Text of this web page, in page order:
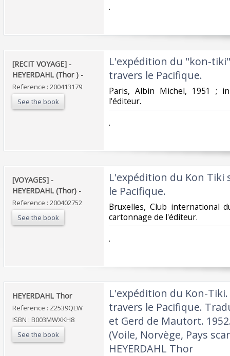
‎.‎
‎[RECIT VOYAGE] -
HEYERDAHL (Thor ) - ‎
Reference : 200413179
See the book
‎L'expédition du "kon-
travers le Pacifique. ‎
‎Paris, Albin Michel, 1951 ;
l'éditeur.‎
‎.‎
‎[VOYAGES] -
HEYERDAHL (Thor) - ‎
Reference : 200402752
See the book
‎L'expédition du Kon Tiki
le Pacifique. ‎
‎Bruxelles, Club international
cartonnage de l'éditeur.‎
‎.‎
‎HEYERDAHL Thor ‎
Reference : Z2539QLW
ISBN : B003MWXKH8
See the book
‎L'expédition du Kon-
travers le Pacifique.
et Gerd de Mautort.
(Voile, Norvège, Pays
HEYERDAHL Thor‎